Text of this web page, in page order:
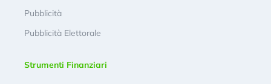
Pubblicità
Pubblicità Elettorale
Strumenti Finanziari